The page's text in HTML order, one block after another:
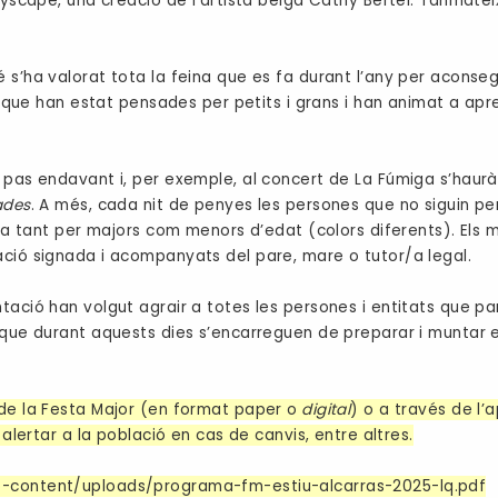
valorat tota la feina que es fa durant l’any per
han estat pensades per petits i grans i han animat a
endavant i, per exemple, al concert de La Fúmiga
. A més, cada nit de penyes les persones que no siguin
tant per majors com menors d’edat (colors diferents). Els
signada i acompanyats del pare, mare o tutor/a legal.
han volgut agrair a totes les persones i entitats que
durant aquests dies s’encarreguen de preparar i
la Festa Major (en format paper o digital) o a través de
a la població en cas de canvis, entre altres.
content/uploads/programa-fm-estiu-alcarras-2025-lq.pdf